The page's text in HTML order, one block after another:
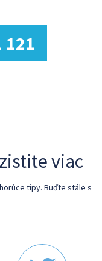
121
viac
tipy. Buďte stále s